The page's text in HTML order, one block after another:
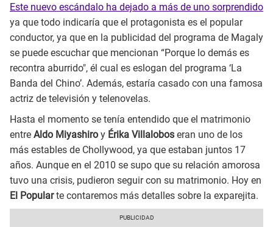
Este nuevo escándalo ha dejado a más de uno sorprendido
ya que todo indicaría que el protagonista es el popular
conductor, ya que en la publicidad del programa de Magaly
se puede escuchar que mencionan “Porque lo demás es
recontra aburrido", él cual es eslogan del programa ‘La
Banda del Chino’. Además, estaría casado con una famosa
actriz de televisión y telenovelas.
Hasta el momento se tenía entendido que el matrimonio
entre Aldo Miyashiro y Érika Villalobos eran uno de los
más estables de Chollywood, ya que estaban juntos 17
años. Aunque en el 2010 se supo que su relación amorosa
tuvo una crisis, pudieron seguir con su matrimonio. Hoy en
El Popularte contaremos más detalles sobre la exparejita.